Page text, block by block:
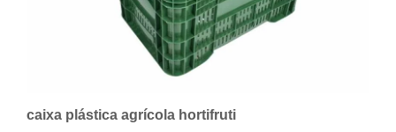
caixa plástica agrícola hortifruti